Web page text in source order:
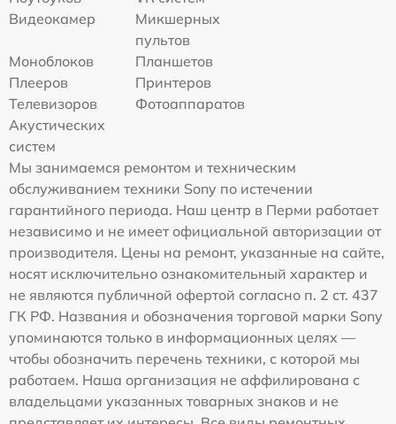
Видеокамер
Микшерных
пультов
Моноблоков
Планшетов
Плееров
Принтеров
Телевизоров
Фотоаппаратов
Акустических
систем
Мы занимаемся ремонтом и техническим
обслуживанием техники Sony по истечении
гарантийного периода. Наш центр в Перми работает
независимо и не имеет официальной авторизации от
производителя. Цены на ремонт, указанные на сайте,
носят исключительно ознакомительный характер и
не являются публичной офертой согласно п. 2 ст. 437
ГК РФ. Названия и обозначения торговой марки Sony
упоминаются только в информационных целях —
чтобы обозначить перечень техники, с которой мы
работаем. Наша организация не аффилирована с
владельцами указанных товарных знаков и не